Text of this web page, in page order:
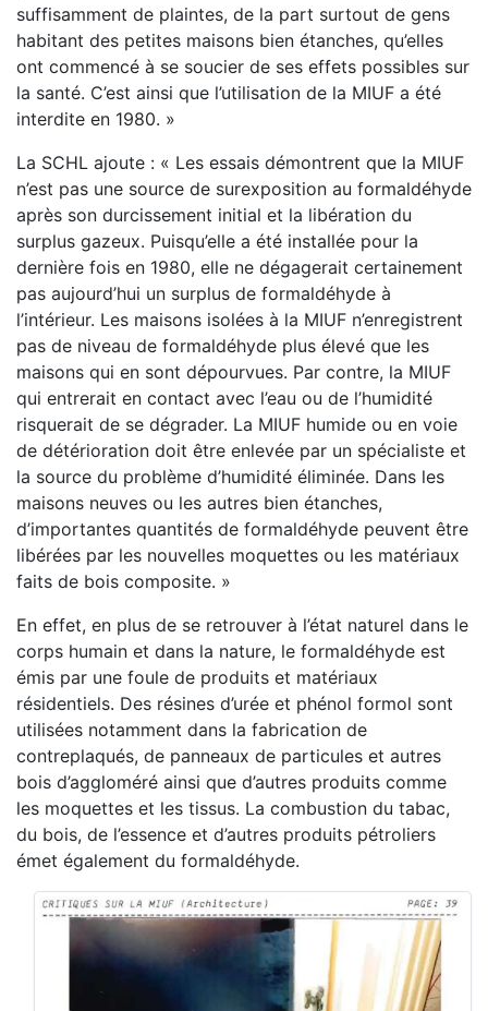
suffisamment de plaintes, de la part surtout de gens
habitant des petites maisons bien étanches, qu’elles
ont commencé à se soucier de ses effets possibles sur
la santé. C’est ainsi que l’utilisation de la MIUF a été
interdite en 1980. »
La SCHL ajoute : « Les essais démontrent que la MIUF
n’est pas une source de surexposition au formaldéhyde
après son durcissement initial et la libération du
surplus gazeux. Puisqu’elle a été installée pour la
dernière fois en 1980, elle ne dégagerait certainement
pas aujourd’hui un surplus de formaldéhyde à
l’intérieur. Les maisons isolées à la MIUF n’enregistrent
pas de niveau de formaldéhyde plus élevé que les
maisons qui en sont dépourvues. Par contre, la MIUF
qui entrerait en contact avec l’eau ou de l’humidité
risquerait de se dégrader. La MIUF humide ou en voie
de détérioration doit être enlevée par un spécialiste et
la source du problème d’humidité éliminée. Dans les
maisons neuves ou les autres bien étanches,
d’importantes quantités de formaldéhyde peuvent être
libérées par les nouvelles moquettes ou les matériaux
faits de bois composite. »
En effet, en plus de se retrouver à l’état naturel dans le
corps humain et dans la nature, le formaldéhyde est
émis par une foule de produits et matériaux
résidentiels. Des résines d’urée et phénol formol sont
utilisées notamment dans la fabrication de
contreplaqués, de panneaux de particules et autres
bois d’aggloméré ainsi que d’autres produits comme
les moquettes et les tissus. La combustion du tabac,
du bois, de l’essence et d’autres produits pétroliers
émet également du formaldéhyde.